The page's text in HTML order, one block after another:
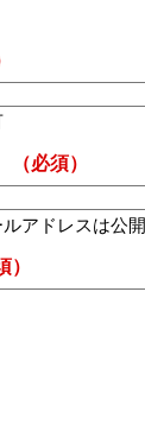
（必須）
アドレスは公
）